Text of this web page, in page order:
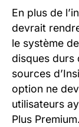
En plus de
devrait
le système
disques durs
sources
option ne
utilisateurs
Plus